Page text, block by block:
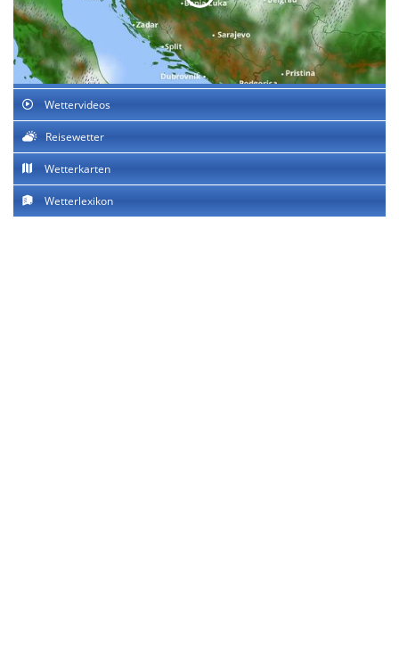
Wettervideos
Reisewetter
Wetterkarten
Wetterlexikon